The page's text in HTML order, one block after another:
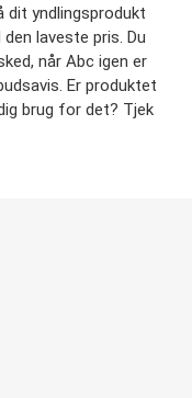
dit yndlingsprodukt
laveste pris. Du
når Abc igen er
Er produktet
brug for det? Tjek